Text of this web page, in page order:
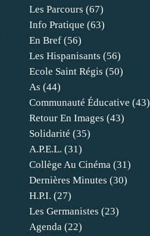
Les Parcours (67)
Info Pratique (63)
En Bref (56)
Les Hispanisants (56)
Ecole Saint Régis (50)
As (44)
Communauté Éducative (43)
Retour En Images (43)
Solidarité (35)
A.p.e.l. (31)
Collège Au Cinéma (31)
Dernières Minutes (30)
H.p.i. (27)
Les Germanistes (23)
Agenda (22)